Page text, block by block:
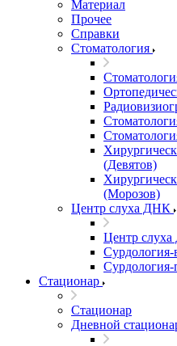
Материал
Прочее
Справки
Стоматология
(Девятов)
(Морозов)
Центр слуха ДНК
Центр
Сурдология-
Сурдология-
Стационар
Стационар
Дневной